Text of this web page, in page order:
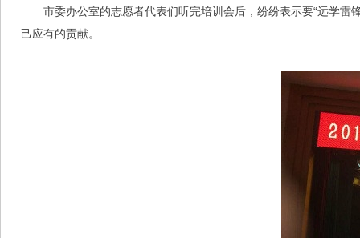
市委办公室的志愿者代表们听完培训会后，纷纷表示要“远学
己应有的贡献。